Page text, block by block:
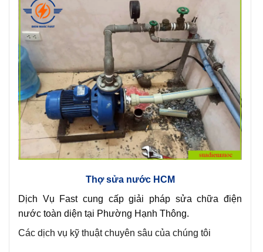
Thợ sửa nước HCM
Dịch Vụ Fast cung cấp giải pháp sửa chữa điện
nước toàn diện tại Phường Hạnh Thông.
Các dịch vụ kỹ thuật chuyên sâu của chúng tôi